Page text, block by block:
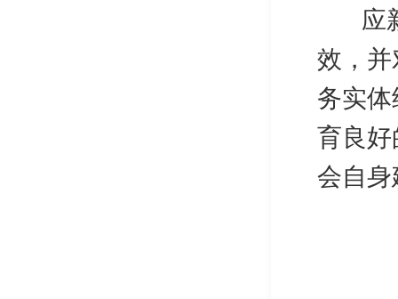
应新
效，
务实
育良
会自